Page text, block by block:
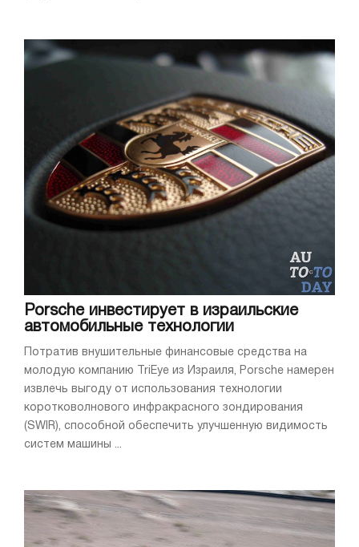
Porsche инвестирует в израильские
автомобильные технологии
Потратив внушительные финансовые средства на
молодую компанию TriEye из Израиля, Porsche намерен
извлечь выгоду от использования технологии
коротковолнового инфракрасного зондирования
(SWIR), способной обеспечить улучшенную видимость
систем машины ...